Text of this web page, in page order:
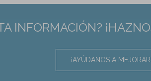
INFORMACIÓN?
¡AYÚDANOS A MEJORAR!